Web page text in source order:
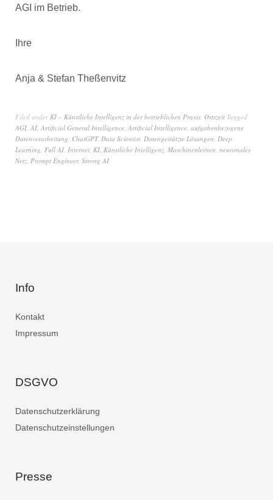
AGI im Betrieb.
Ihre
Anja & Stefan Theßenvitz
Filed underKI – Künstliche Intelligenz in der betrieblichen Praxis, Ortszeit Tagged
AGI, AI, Artificial General Intelligence, Artificial Intelligence, aufgabenbezogene
Datenverarbeitung, ChatGPT, Data Scientist, Datengestützte Lösungen, Deep
Learning, Full AI, Internet, KI, Künstliche Intelligenz, Maschinenlernen, neuronales
Netz, Prompt Engineer, Strong AI
Info
Kontakt
Impressum
DSGVO
Datenschutzerklärung
Datenschutzeinstellungen
Presse